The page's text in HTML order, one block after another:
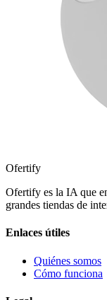
Ofertify
Ofertify es la IA que
grandes tiendas de
Enlaces útiles
Quiénes somos
Cómo funciona